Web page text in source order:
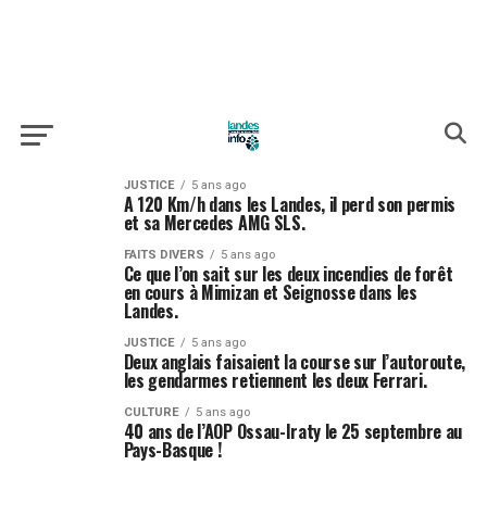
JUSTICE 5 ans ago
A 120 Km/h dans les Landes, il perd son permis
et sa Mercedes AMG SLS.
FAITS DIVERS 5 ans ago
Ce que l’on sait sur les deux incendies de forêt
en cours à Mimizan et Seignosse dans les
Landes.
JUSTICE 5 ans ago
Deux anglais faisaient la course sur l’autoroute,
les gendarmes retiennent les deux Ferrari.
CULTURE 5 ans ago
40 ans de l’AOP Ossau-Iraty le 25 septembre au
Pays-Basque !